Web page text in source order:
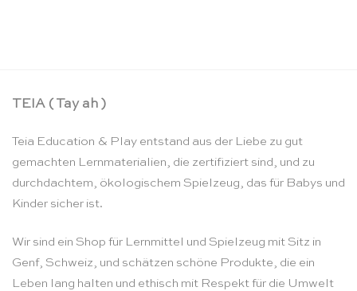
TEIA ( Tay ah )
Teia Education & Play entstand aus der Liebe zu gut
gemachten Lernmaterialien, die zertifiziert sind, und zu
durchdachtem, ökologischem Spielzeug, das für Babys und
Kinder sicher ist.
Wir sind ein Shop für Lernmittel und Spielzeug mit Sitz in
Genf, Schweiz, und schätzen schöne Produkte, die ein
Leben lang halten und ethisch mit Respekt für die Umwelt